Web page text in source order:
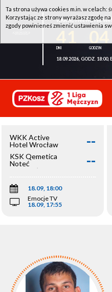
WKK ACTIVE HOTEL
18.09.2026, GODZ. 18:00,
WKK Active
Hotel Wrocław
--
KSK Qemetica
Noteć
Inowrocław
--
18.09, 18:00
Emocje TV
18.09, 17:55
Ta strona używa cookies m.in. w celach:
Korzystając ze strony wyrażasz zgodę
zgody powinieneś zmienić ustawienia